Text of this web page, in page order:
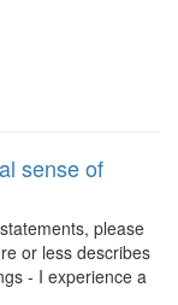
sense of
please
or less describes
- I experience a